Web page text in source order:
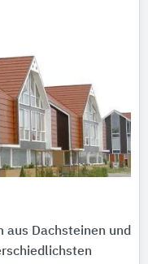
aus Dachsteinen und